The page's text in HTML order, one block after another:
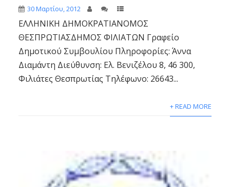
30 Μαρτίου, 2012
ΕΛΛΗΝΙΚΗ ΔΗΜΟΚΡΑΤΙΑΝΟΜΟΣ
ΘΕΣΠΡΩΤΙΑΣΔΗΜΟΣ ΦΙΛΙΑΤΩΝ Γραφείο
Δημοτικού Συμβουλίου Πληροφορίες: Άννα
Διαμάντη Διεύθυνση: Ελ. Βενιζέλου 8, 46 300,
Φιλιάτες Θεσπρωτίας Τηλέφωνο: 26643...
+ READ MORE